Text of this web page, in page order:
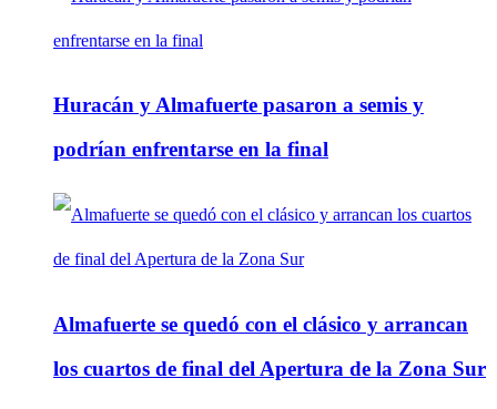
Huracán y Almafuerte pasaron a semis y
podrían enfrentarse en la final
Almafuerte se quedó con el clásico y arrancan
los cuartos de final del Apertura de la Zona Sur